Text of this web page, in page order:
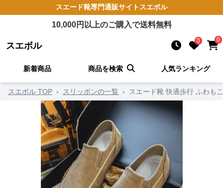
スエード靴専門通販サイト スエボル
10,000円以上のご購入で送料無料
スエボル 0 0
新着商品 商品を検索 人気ランキング
スエボル TOP › スリッポンの一覧 › スエード靴 快適歩行 ふわも